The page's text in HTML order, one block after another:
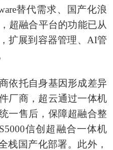
替代需求、国产化浪
超融合平台的功能已从
扩展到容器管理、AI管
依托自身基因形成差异
厂商，超云通过一体机
一售后，保障超融合整
信创超融合一体机
栈国产化部署。此外，